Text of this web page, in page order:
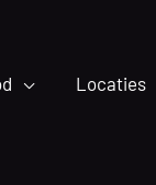
Locaties